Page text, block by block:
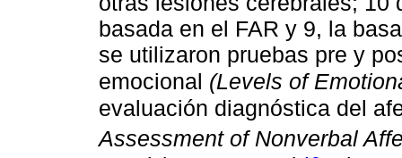
basada en el FAR y 9, la
se utilizaron pruebas pre y
emocional (Levels of
evaluación diagnóstica del
Assessment of Nonverbal